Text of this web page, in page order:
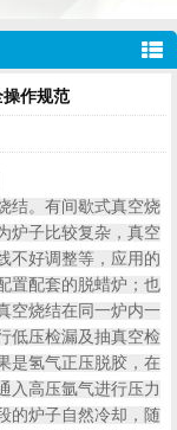
作规范
结。有间歇式真空烧
炉子比较复杂，真空
不好调整等，应用的
置配套的脱蜡炉；也
空烧结在同一炉内一
低压检漏及抽真空检
是氢气正压脱胶，在
入高压氩气进行压力
的炉子自然冷却，随